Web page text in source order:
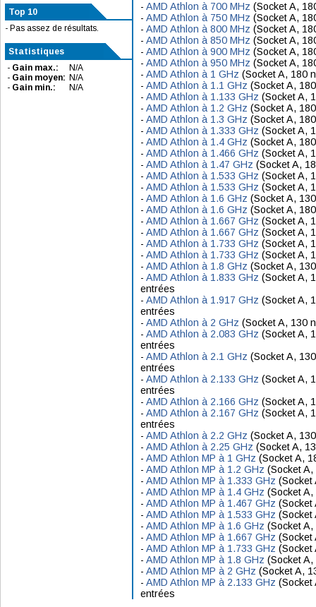
Top 10
- Pas assez de résultats.
Statistiques
- Gain max.:
N/A
- Gain moyen: N/A
- Gain min.: N/A
- AMD Athlon à 700 MHz (Socket A,
- AMD Athlon à 750 MHz (Socket A,
- AMD Athlon à 800 MHz (Socket A,
- AMD Athlon à 850 MHz (Socket A,
- AMD Athlon à 900 MHz (Socket A,
- AMD Athlon à 950 MHz (Socket A,
- AMD Athlon à 1 GHz (Socket A, 180
- AMD Athlon à 1.1 GHz (Socket A,
- AMD Athlon à 1.133 GHz (Socket A,
- AMD Athlon à 1.2 GHz (Socket A,
- AMD Athlon à 1.3 GHz (Socket A,
- AMD Athlon à 1.333 GHz (Socket A,
- AMD Athlon à 1.4 GHz (Socket A,
- AMD Athlon à 1.466 GHz (Socket A,
- AMD Athlon à 1.47 GHz (Socket A,
- AMD Athlon à 1.533 GHz (Socket A,
- AMD Athlon à 1.533 GHz (Socket A,
- AMD Athlon à 1.6 GHz (Socket A,
- AMD Athlon à 1.6 GHz (Socket A,
- AMD Athlon à 1.667 GHz (Socket A,
- AMD Athlon à 1.667 GHz (Socket A,
- AMD Athlon à 1.733 GHz (Socket A,
- AMD Athlon à 1.733 GHz (Socket A,
- AMD Athlon à 1.8 GHz (Socket A,
- AMD Athlon à 1.833 GHz (Socket A,
entrées
- AMD Athlon à 1.917 GHz (Socket A,
entrées
- AMD Athlon à 2 GHz (Socket A, 130
- AMD Athlon à 2.083 GHz (Socket A,
entrées
- AMD Athlon à 2.1 GHz (Socket A,
entrées
- AMD Athlon à 2.133 GHz (Socket A,
entrées
- AMD Athlon à 2.166 GHz (Socket A,
- AMD Athlon à 2.167 GHz (Socket A,
entrées
- AMD Athlon à 2.2 GHz (Socket A,
- AMD Athlon à 2.25 GHz (Socket A,
- AMD Athlon MP à 1 GHz (Socket A,
- AMD Athlon MP à 1.2 GHz (Socket
- AMD Athlon MP à 1.333 GHz (Socket
- AMD Athlon MP à 1.4 GHz (Socket
- AMD Athlon MP à 1.467 GHz (Socket
- AMD Athlon MP à 1.533 GHz (Socket
- AMD Athlon MP à 1.6 GHz (Socket
- AMD Athlon MP à 1.667 GHz (Socket
- AMD Athlon MP à 1.733 GHz (Socket
- AMD Athlon MP à 1.8 GHz (Socket
- AMD Athlon MP à 2 GHz (Socket A,
- AMD Athlon MP à 2.133 GHz (Socket
entrées